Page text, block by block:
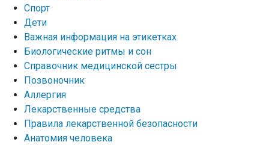
Спорт
Дети
Важная информация на этикетках
Биологические ритмы и сон
Справочник медицинской сестры
Позвоночник
Аллергия
Лекарственные средства
Правила лекарственной безопасности
Aнатомия человека